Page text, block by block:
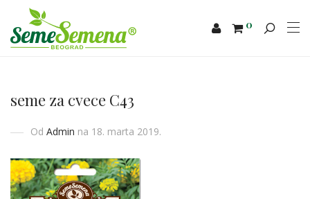
0
seme za cvece C43
Od Admin na 18. marta 2019.